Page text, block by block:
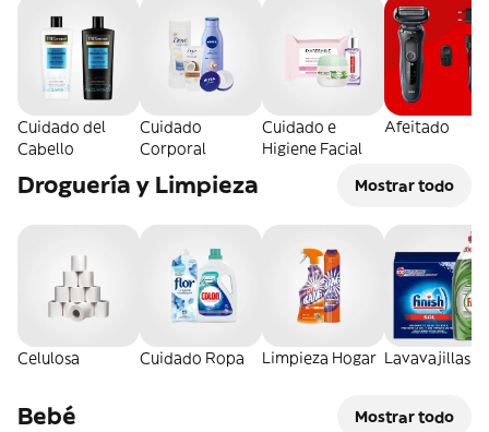
Cuidado del
Cabello
Cuidado
Corporal
Cuidado e
Higiene Facial
Afeitado
Droguería y Limpieza Mostrar todo
Celulosa Cuidado Ropa Limpieza Hogar Lavavajillas
Bebé Mostrar todo